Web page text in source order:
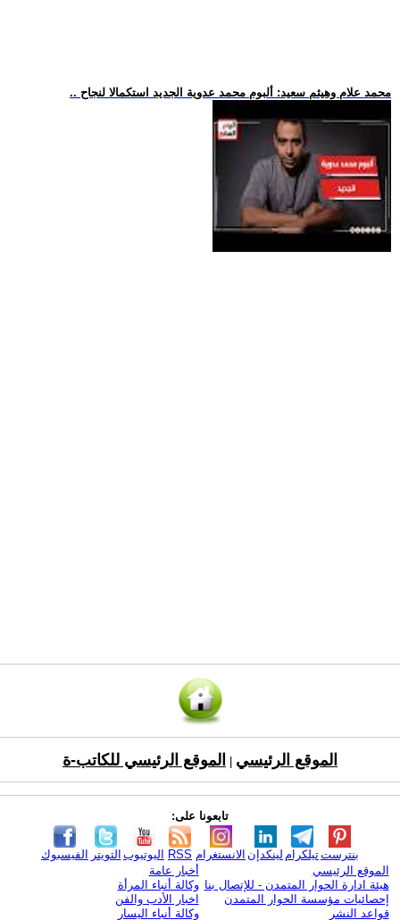
.. محمد علام وهيثم سعيد: ألبوم محمد عدوية الجديد استكمالا لنجاح
الموقع الرئيسي الموقع الرئيسي للكاتب-ة
تابعونا على:
الفيسبوك التويتر اليوتيوب RSS الانستغرام لينكدإن تيلكرامبنترست
الموقع الرئيسي
هيئة ادارة الحوار المتمدن - للإتصال بنا
إحصائيات مؤسسة الحوار المتمدن
قواعد النشر
أخبار عامة
وكالة أنباء المرأة
اخبار الأدب والفن
وكالة أنباء اليسار